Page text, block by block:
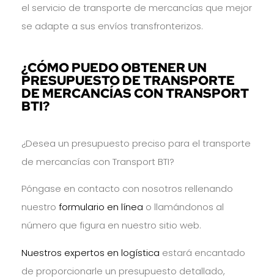
el servicio de transporte de mercancías que mejor
se adapte a sus envíos transfronterizos.
¿CÓMO PUEDO OBTENER UN
PRESUPUESTO DE TRANSPORTE
DE MERCANCÍAS CON TRANSPORT
BTI?
¿Desea un presupuesto preciso para el transporte
de mercancías con Transport BTI?
Póngase en contacto con nosotros rellenando
nuestro formulario en línea o llamándonos al
número que figura en nuestro sitio web.
Nuestros expertos en logística estará encantado
de proporcionarle un presupuesto detallado,